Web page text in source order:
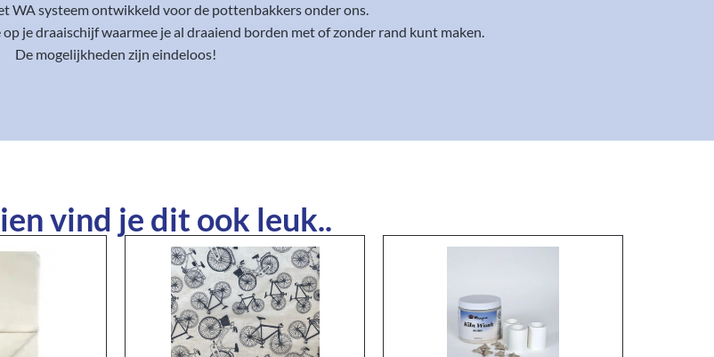
WA systeem ontwikkeld voor de pottenbakkers onder ons.
je draaischijf waarmee je al draaiend borden met of zonder rand kunt maken.
De mogelijkheden zijn eindeloos!
vind je dit ook leuk..